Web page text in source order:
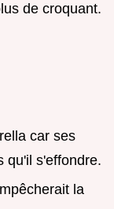
de croquant.
car ses
qu'il s'effondre.
la